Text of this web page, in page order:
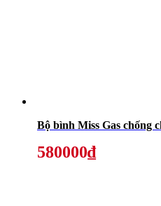
Bộ bình Miss Gas chống
580000₫